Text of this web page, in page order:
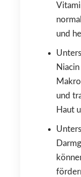
und
und
Haut